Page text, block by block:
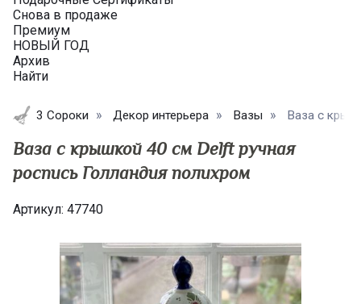
Снова в продаже
Премиум
НОВЫЙ ГОД
Архив
Найти
3 Сороки Декор интерьера Вазы Ваза с
Ваза с крышкой 40 см Delft ручная
роспись Голландия полихром
Артикул: 47740